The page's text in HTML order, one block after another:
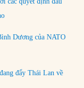
Dương của NATO
đẩy Thái Lan về